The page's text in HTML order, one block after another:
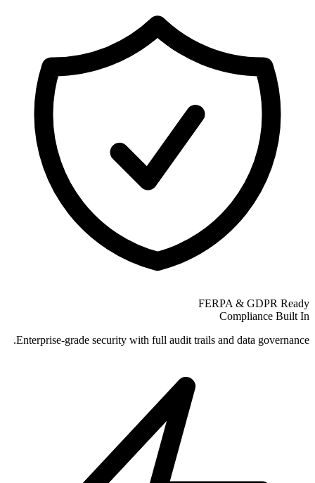
FERPA & GDPR Ready
Compliance Built In
Enterprise-grade security with full audit trails and data governance.